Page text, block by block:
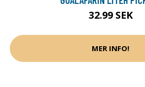
32.99 SEK
MER INFO!